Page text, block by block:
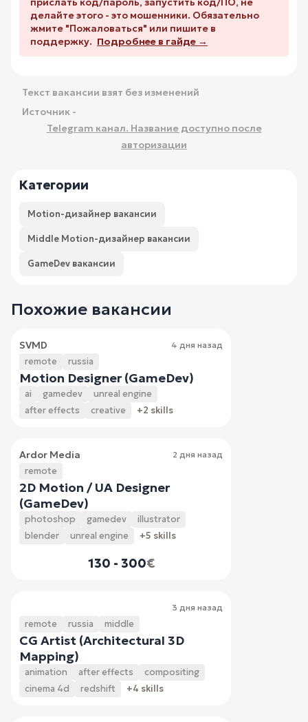
делайте этого - это мошенники. Обязательно
жмите "Пожаловаться" или пишите в
поддержку. Подробнее в гайде →
Текст вакансии взят без изменений
Источник -
Telegram канал. Название доступно после
авторизации
Категории
Motion-дизайнер вакансии
Middle Motion-дизайнер вакансии
GameDev вакансии
Похожие вакансии
SVMD 4 дня назад
remote russia
Motion Designer (GameDev)
ai gamedev
unreal engine
after effects
creative +2 skills
Ardor Media 2 дня назад
remote
2D Motion / UA Designer
(GameDev)
photoshop gamedev
illustrator
blender
unreal engine +5 skills
130 - 300€
3 дня назад
remote russia middle
CG Artist (Architectural 3D
Mapping)
animation after effects
compositing
cinema 4d
redshift +4 skills